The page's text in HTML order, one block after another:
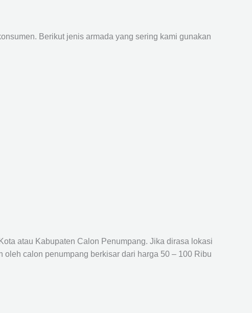
Berikut jenis armada yang sering kami gunakan
atau Kabupaten Calon Penumpang. Jika dirasa lokasi
calon penumpang berkisar dari harga 50 – 100 Ribu